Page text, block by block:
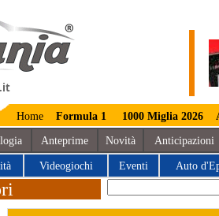
Home Formula 1 1000 Miglia 2026
Anteprime Novità Anticipazioni
Videogiochi Eventi Auto